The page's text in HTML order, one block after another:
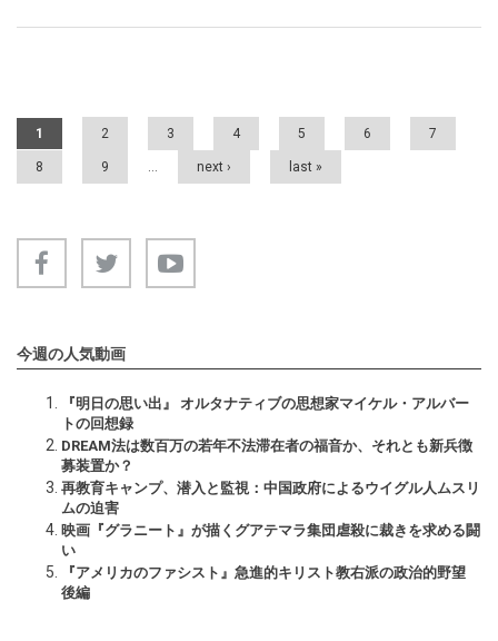
Pages
1 2 3 4 5 6 7
8 9 … next › last »
今週の人気動画
『明日の思い出』 オルタナティブの思想家マイケル・アルバー
トの回想録
DREAM法は数百万の若年不法滞在者の福音か、それとも新兵徴
募装置か？
再教育キャンプ、潜入と監視：中国政府によるウイグル人ムスリ
ムの迫害
映画『グラニート』が描くグアテマラ集団虐殺に裁きを求める闘
い
『アメリカのファシスト』急進的キリスト教右派の政治的野望
後編